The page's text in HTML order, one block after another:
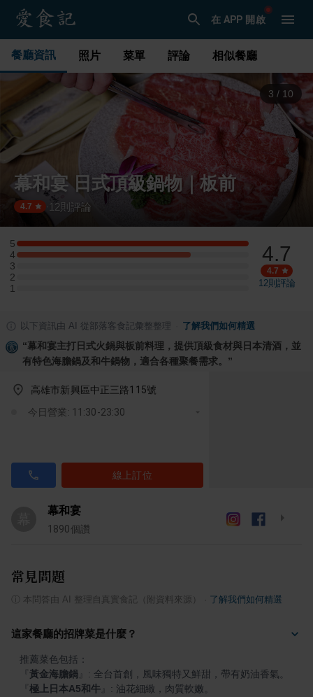
在 APP 開啟
餐廳資訊 照片 菜單 評論 相似餐廳
3 / 10
幕和宴 日式頂級鍋物｜板前
4.7 12 則評論
5
5 星：4 則評論
4
4 星：3 則評論
3
3 星：0 則評論
2
2 星：0 則評論
1
1 星：0 則評論
4.7
4.7
12則評論
以下資訊由 AI 從部落客食記彙整整理 了解我們如何精選
“幕和宴主打日式火鍋與板前料理，提供頂級食材與日本清酒，並
有特色海膽鍋及和牛鍋物，適合各種聚餐需求。 ”
高雄市新興區中正三路115號
今日營業: 11:30-23:30
線上訂位
幕和宴
1890個讚
常見問題
本問答由 AI 整理自真實食記（附資料來源） 了解我們如何精選
這家餐廳的招牌菜是什麼？
黃金海膽鍋
極上日本A5和牛